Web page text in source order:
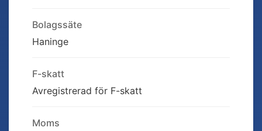
Bolagssäte
Haninge
F-skatt
Avregistrerad för F-skatt
Moms